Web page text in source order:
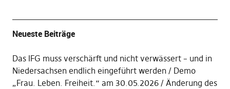
Neueste Beiträge
Das IFG muss verschärft und nicht verwässert – und in
Niedersachsen endlich eingeführt werden
Demo
„Frau. Leben. Freiheit.“ am 30.05.2026
Änderung des